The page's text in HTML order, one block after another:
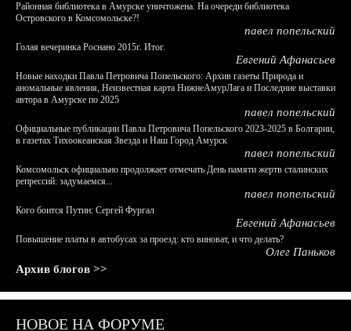
Районная библиотека в Амурске уничтожена. На очереди библиотека
Островского в Комсомольске?!
павел попельский
Голая вечеринка Роснано 2015г. Итог.
Евгений Афанасьев
Новые находки Павла Петровича Попельского: Архив газеты Природа и
аномальные явления, Неизвестная карта НижнеАмурЛага и Последние выставки
автора в Амурске по 2025
павел попельский
Официальные публикации Павла Петровича Попельского 2023-2025 в Болгарии,
в газетах Тихоокеанская Звезда и Наш Город Амурск
павел попельский
Комсомольск официально продолжает отмечать День памяти жертв сталинских
репрессий: задумаемся...
павел попельский
Кого боится Путин: Сергей Фургал
Евгений Афанасьев
Повышение платы в автобусах за проезд: кто виноват, и что делать?
Олег Паньков
Архив блогов >>
НОВОЕ НА ФОРУМЕ